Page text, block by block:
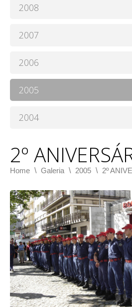
2008
2007
2006
2005
2004
2º
Home \ Galeria \ 2005 \ 2º